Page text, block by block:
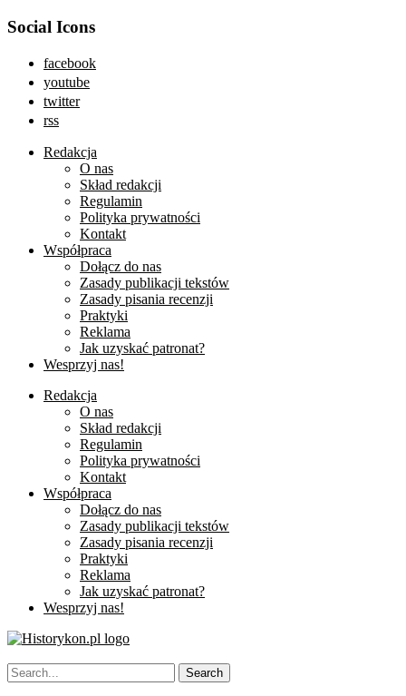
Social Icons
facebook
youtube
twitter
rss
Redakcja
O nas
Skład redakcji
Regulamin
Polityka prywatności
Kontakt
Współpraca
Dołącz do nas
Zasady publikacji tekstów
Zasady pisania recenzji
Praktyki
Reklama
Jak uzyskać patronat?
Wesprzyj nas!
Redakcja
O nas
Skład redakcji
Regulamin
Polityka prywatności
Kontakt
Współpraca
Dołącz do nas
Zasady publikacji tekstów
Zasady pisania recenzji
Praktyki
Reklama
Jak uzyskać patronat?
Wesprzyj nas!